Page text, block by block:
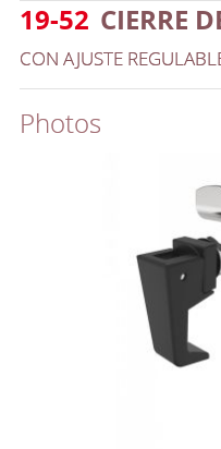
19-52 CIERRE
CON AJUSTE
Photos